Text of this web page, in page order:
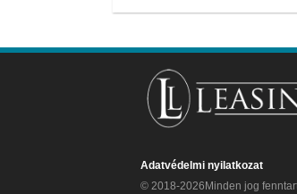
Adatvédelmi nyilatkozat
© 2018-2026Minden jog